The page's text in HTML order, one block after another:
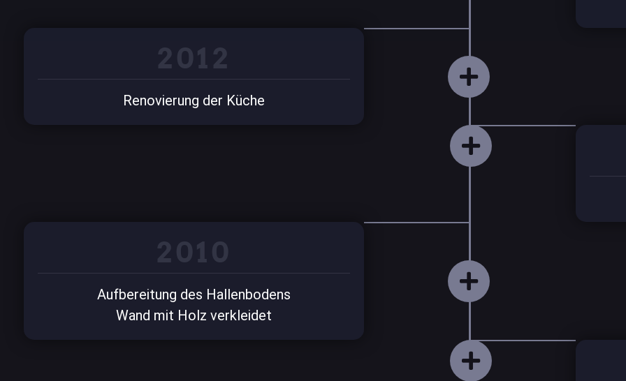
2012
Renovierung der Küche
2010
Aufbereitung des Hallenbodens
Wand mit Holz verkleidet